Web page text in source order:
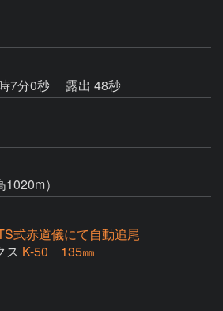
7分0秒
露出 48秒
）
式赤道儀にて自動追尾
ス K-50 135㎜